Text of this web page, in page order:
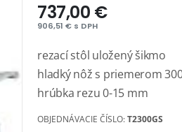
737,00 €
906,51 € s DPH
rezací stôl uložený šikmo
hladký nôž s priemerom
hrúbka rezu 0-15 mm
OBJEDNÁVACIE ČÍSLO:T2300GS